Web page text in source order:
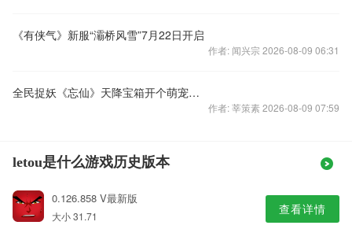
《有侠气》新服“灞桥风雪”7月22日开启
作者: 闻兴宗 2026-08-09 06:31
全民捉妖《忘仙》天降宝箱开个萌宠来玩耍
作者: 莘策素 2026-08-09 07:59
letou是什么游戏历史版本
0.126.858 V最新版
大小 31.71 查看详情